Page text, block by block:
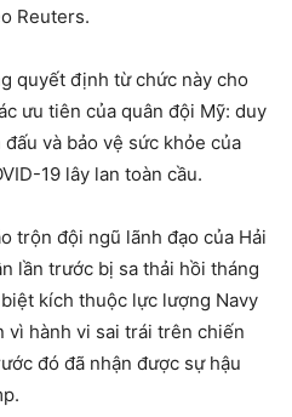
Reuters.
quyết định từ chức này cho
ưu tiên của quân đội Mỹ: duy
và bảo vệ sức khỏe của
19 lây lan toàn cầu.
trộn đội ngũ lãnh đạo của Hải
lần trước bị sa thải hồi tháng
kích thuộc lực lượng Navy
vì hành vi sai trái trên chiến
đó đã nhận được sự hậu